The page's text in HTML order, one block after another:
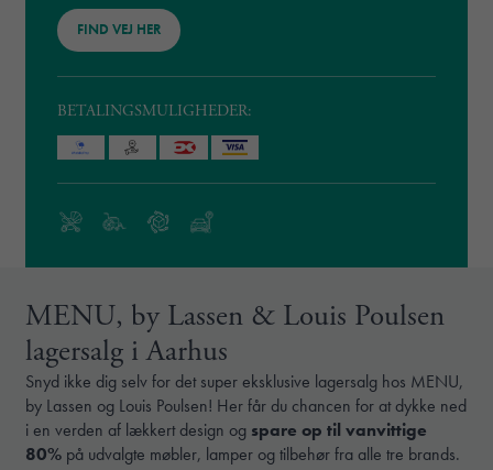
MENU, by Lassen & Louis Poulsen
lagersalg i Aarhus
Snyd ikke dig selv for det super eksklusive lagersalg hos MENU,
by Lassen og Louis Poulsen! Her får du chancen for at dykke ned
i en verden af lækkert design og spare op til vanvittige
80% på udvalgte møbler, lamper og tilbehør fra alle tre brands.
FIND VEJ HER
BETALINGSMULIGHEDER: